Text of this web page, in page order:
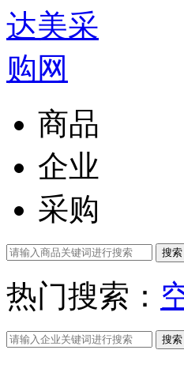
商品
企业
采购
搜索
热门搜索：
搜索